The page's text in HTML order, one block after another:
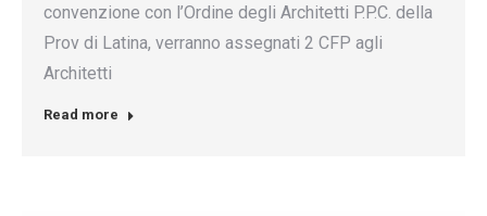
convenzione con l’Ordine degli Architetti P.P.C. della
Prov di Latina, verranno assegnati 2 CFP agli
Architetti
Read more